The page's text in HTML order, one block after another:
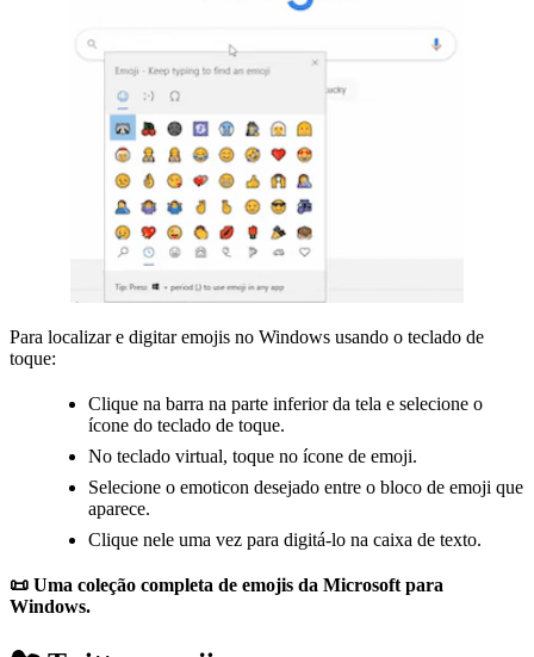
Para localizar e digitar emojis no Windows usando o teclado de
toque:
Clique na barra na parte inferior da tela e selecione o
ícone do teclado de toque.
No teclado virtual, toque no ícone de emoji.
Selecione o emoticon desejado entre o bloco de emoji que
aparece.
Clique nele uma vez para digitá-lo na caixa de texto.
📜 Uma coleção completa de emojis da Microsoft para
Windows.